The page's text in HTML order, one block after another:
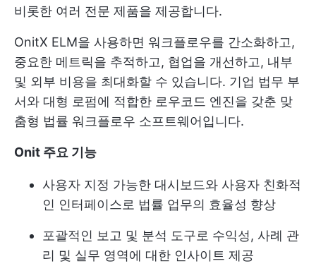
비롯한 여러 전문 제품을 제공합니다.
OnitX ELM을 사용하면 워크플로우를 간소화하고,
중요한 메트릭을 추적하고, 협업을 개선하고, 내부
및 외부 비용을 최대화할 수 있습니다. 기업 법무 부
서와 대형 로펌에 적합한 로우코드 엔진을 갖춘 맞
춤형 법률 워크플로우 소프트웨어입니다.
Onit 주요 기능
사용자 지정 가능한 대시보드와 사용자 친화적
인 인터페이스로 법률 업무의 효율성 향상
포괄적인 보고 및 분석 도구로 수익성, 사례 관
리 및 실무 영역에 대한 인사이트 제공